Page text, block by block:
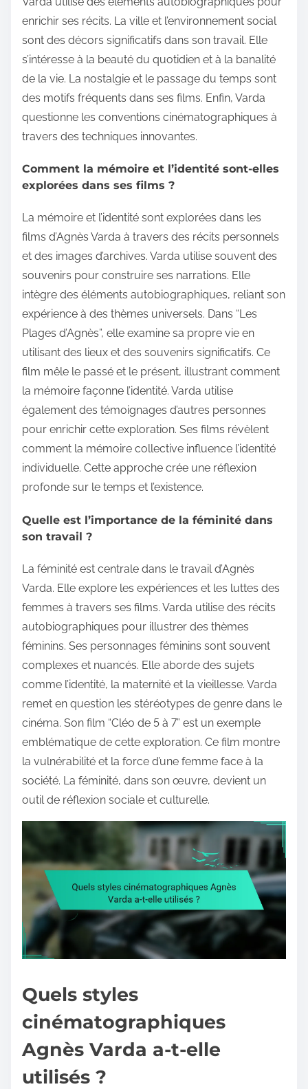
enrichir ses récits. La ville et l’environnement social
sont des décors significatifs dans son travail. Elle
s’intéresse à la beauté du quotidien et à la banalité
de la vie. La nostalgie et le passage du temps sont
des motifs fréquents dans ses films. Enfin, Varda
questionne les conventions cinématographiques à
travers des techniques innovantes.
Comment la mémoire et l’identité sont-elles
explorées dans ses films ?
La mémoire et l’identité sont explorées dans les
films d’Agnès Varda à travers des récits personnels
et des images d’archives. Varda utilise souvent des
souvenirs pour construire ses narrations. Elle
intègre des éléments autobiographiques, reliant son
expérience à des thèmes universels. Dans “Les
Plages d’Agnès”, elle examine sa propre vie en
utilisant des lieux et des souvenirs significatifs. Ce
film mêle le passé et le présent, illustrant comment
la mémoire façonne l’identité. Varda utilise
également des témoignages d’autres personnes
pour enrichir cette exploration. Ses films révèlent
comment la mémoire collective influence l’identité
individuelle. Cette approche crée une réflexion
profonde sur le temps et l’existence.
Quelle est l’importance de la féminité dans
son travail ?
La féminité est centrale dans le travail d’Agnès
Varda. Elle explore les expériences et les luttes des
femmes à travers ses films. Varda utilise des récits
autobiographiques pour illustrer des thèmes
féminins. Ses personnages féminins sont souvent
complexes et nuancés. Elle aborde des sujets
comme l’identité, la maternité et la vieillesse. Varda
remet en question les stéréotypes de genre dans le
cinéma. Son film “Cléo de 5 à 7” est un exemple
emblématique de cette exploration. Ce film montre
la vulnérabilité et la force d’une femme face à la
société. La féminité, dans son œuvre, devient un
outil de réflexion sociale et culturelle.
Quels styles
cinématographiques
Agnès Varda a-t-elle
utilisés ?